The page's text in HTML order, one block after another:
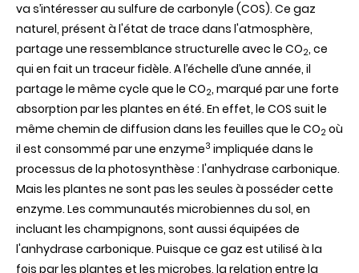
va s’intéresser au sulfure de carbonyle (COS). Ce gaz
naturel, présent à l'état de trace dans l'atmosphère,
partage une ressemblance structurelle avec le CO2, ce
qui en fait un traceur fidèle. A l’échelle d’une année, il
partage le même cycle que le CO2, marqué par une forte
absorption par les plantes en été. En effet, le COS suit le
même chemin de diffusion dans les feuilles que le CO2 où
il est consommé par une enzyme3 impliquée dans le
processus de la photosynthèse : l'anhydrase carbonique.
Mais les plantes ne sont pas les seules à posséder cette
enzyme. Les communautés microbiennes du sol, en
incluant les champignons, sont aussi équipées de
l'anhydrase carbonique. Puisque ce gaz est utilisé à la
fois par les plantes et les microbes, la relation entre la